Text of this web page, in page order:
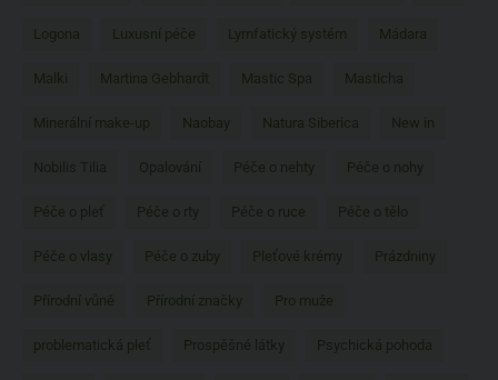
Logona Luxusní péče Lymfatický systém Mádara
Malki Martina Gebhardt Mastic Spa Masticha
Minerální make-up Naobay Natura Siberica New in
Nobilis Tilia Opalování Péče o nehty Péče o nohy
Péče o pleť Péče o rty Péče o ruce Péče o tělo
Péče o vlasy Péče o zuby Pleťové krémy Prázdniny
Přírodní vůně Přírodní značky Pro muže
problematická pleť Prospěšné látky Psychická pohoda